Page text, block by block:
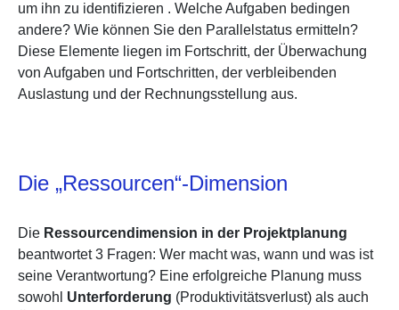
um ihn zu identifizieren . Welche Aufgaben bedingen
andere? Wie können Sie den Parallelstatus ermitteln?
Diese Elemente liegen im Fortschritt, der Überwachung
von Aufgaben und Fortschritten, der verbleibenden
Auslastung und der Rechnungsstellung aus.
Die „Ressourcen“-Dimension
Die Ressourcendimension in der Projektplanung
beantwortet 3 Fragen: Wer macht was, wann und was ist
seine Verantwortung? Eine erfolgreiche Planung muss
sowohl Unterforderung (Produktivitätsverlust) als auch